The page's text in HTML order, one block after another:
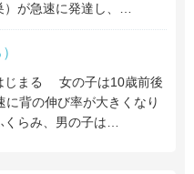
が急速に発達し、…
じまる 女の子は10歳前後
背の伸び率が大きくなり
らみ、男の子は…